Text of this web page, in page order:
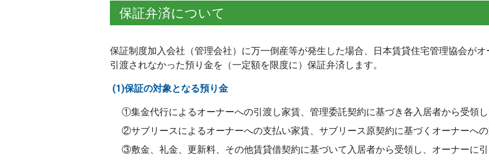
保証弁済について
保証制度加入会社（管理会社）に万一倒産等が発生した場合、日本賃貸住宅管理協会がオ
引渡されなかった預り金を（一定額を限度に）保証弁済します。
(1)保証の対象となる預り金
①集金代行によるオーナーへの引渡し家賃、管理委託契約に基づき各入居者から受領
②サブリースによるオーナーへの支払い家賃、サブリース原契約に基づくオーナーへ
③敷金、礼金、更新料、その他賃貸借契約に基づいて入居者から受領し、オーナーに